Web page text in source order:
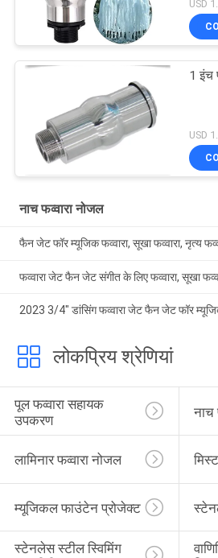
1 इंच
नाच फव्वारा नोजल
फैन जेट फॉर म्यूजिक फव्वारा, सूखा फव्वारा, नृत्य
फव्वारा जेट फैन जेट संगीत के लिए फव्वारा, सूखा
2023 3/4" डांसिंग फव्वारा जेट फैन जेट फॉर
लोकप्रिय श्रेणियां
पूल फव्वारा सहायक
उपकरण
नाच
लामिनार फव्वारा नोजल
म्यूजिकल फाउंटेन प्रोजेक्ट
स्टेनलेस स्टील स्विमिंग